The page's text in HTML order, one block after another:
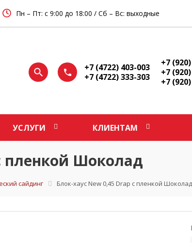
Пн – Пт: с 9:00 до 18:00 / Сб – Вс: выходные
+7 (4722) 403-003
+7 (4722) 333-303
+7
+7
+7
УСЛУГИ КЛИЕНТАМ
пленкой Шоколад
сайдинг Блок-хаус New 0,45 Drap с пленкой Шоколад